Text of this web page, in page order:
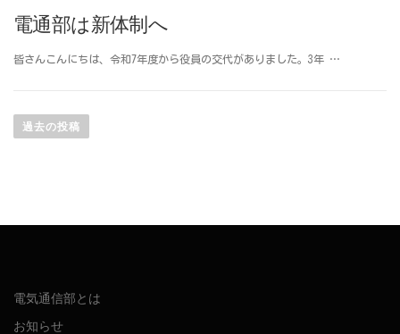
電通部は新体制へ
皆さんこんにちは、令和7年度から役員の交代がありました。3年 …
稿
ナ
ー
ン
過去の投稿
電気通信部とは
お知らせ